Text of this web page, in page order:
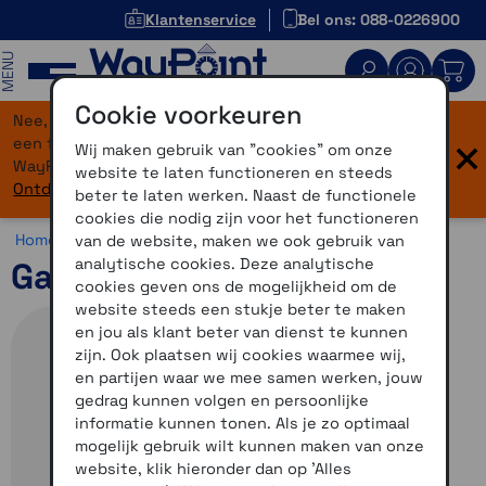
Klantenservice Bel ons: 088-0226900
Nee, je bent niet verdwaald! Onze website heeft
een flinke upgrade gekregen. Dezelfde vertrouwde
WayPoint-service, maar dan in een modern jasje.
Ontdek hier wat er allemaal nieuw is.
×
Home >Fiets >Varia >Garmin Varia Vue
Garmin Varia Vue
Cookie voorkeuren
Wij maken gebruik van "cookies" om onze
website te laten functioneren en steeds
beter te laten werken. Naast de functionele
cookies die nodig zijn voor het functioneren
van de website, maken we ook gebruik van
analytische cookies. Deze analytische
cookies geven ons de mogelijkheid om de
website steeds een stukje beter te maken
en jou als klant beter van dienst te kunnen
zijn. Ook plaatsen wij cookies waarmee wij,
en partijen waar we mee samen werken, jouw
gedrag kunnen volgen en persoonlijke
informatie kunnen tonen. Als je zo optimaal
mogelijk gebruik wilt kunnen maken van onze
website, klik hieronder dan op 'Alles